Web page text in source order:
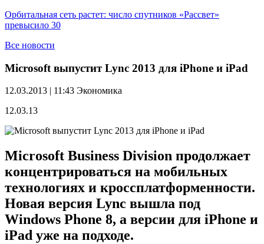
Орбитальная сеть растет: число спутников «Рассвет»
превысило 30
Все новости
Microsoft выпустит Lync 2013 для iPhone и iPad
12.03.2013 | 11:43 Экономика
12.03.13
Microsoft Business Division продолжает
концентрироваться на мобильных
технологиях и кроссплатформенности.
Новая версия Lync вышла под
Windows Phone 8, а версии для iPhone и
iPad уже на подходе.